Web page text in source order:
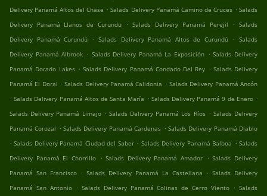
Delivery Panamá Altos del Chase . Salads Delivery Panamá Camino de Cruces . Salads
Delivery Panamá Llanos de Curundu
. Salads Delivery Panamá Perejil . Salads
Delivery Panamá Curundú
. Salads Delivery Panamá Altos de Curundú . Salads
Delivery Panamá Albrook . Salads Delivery Panamá La Exposición . Salads Delivery
Panamá Dorado Lakes . Salads Delivery Panamá Condado Del Rey . Salads Delivery
Panamá El Doral . Salads Delivery Panamá Calidonia . Salads Delivery Panamá Ancón
. Salads Delivery Panamá Altos de Santa María . Salads Delivery Panamá 9 de Enero .
Salads Delivery Panamá Limajo . Salads Delivery Panamá Los Ríos . Salads Delivery
Panamá Corozal . Salads Delivery Panamá Cardenas . Salads Delivery Panamá Diablo
. Salads Delivery Panamá Ciudad del Saber . Salads Delivery Panamá Balboa . Salads
Delivery Panamá El Chorrillo . Salads Delivery Panamá Amador . Salads Delivery
Panamá San Francisco . Salads Delivery Panamá La Castellana . Salads Delivery
Panamá San Antonio . Salads Delivery Panamá Colinas de Cerro Viento . Salads